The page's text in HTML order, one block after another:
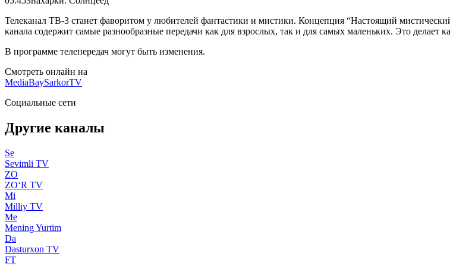
Телеканал ТВ-3 станет фаворитом у любителей фантастики и мистики. Концепция “Настоящий
канала содержит самые разнообразные передачи как для взрослых, так и для самых маленьких. Это делает
В программе телепередач могут быть изменения.
Смотреть онлайн на
MediaBaySarkorTV
Социальные сети
Другие каналы
Se
Sevimli TV
ZO
ZO‘R TV
Mi
Milliy TV
Me
Mening Yurtim
Da
Dasturxon TV
FT